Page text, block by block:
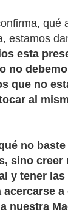
qué
estamos
esta
no
que no
al
no
sino creer
y tener las
a
nuestra